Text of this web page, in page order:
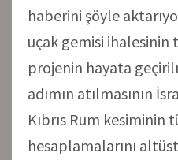
haberini şöyle
uçak gemisi
projenin hayata
adımın atılmasının
Kıbrıs Rum kesiminin
hesaplamalarını